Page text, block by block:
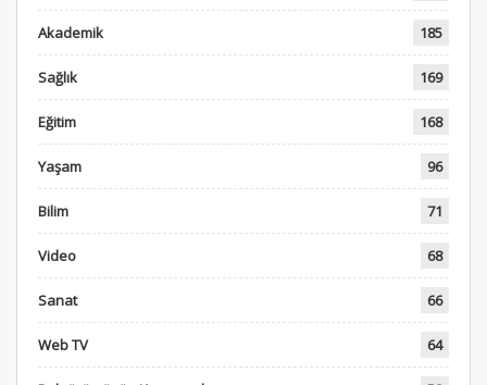
Akademik 185
Sağlık 169
Eğitim 168
Yaşam 96
Bilim 71
Video 68
Sanat 66
Web TV 64